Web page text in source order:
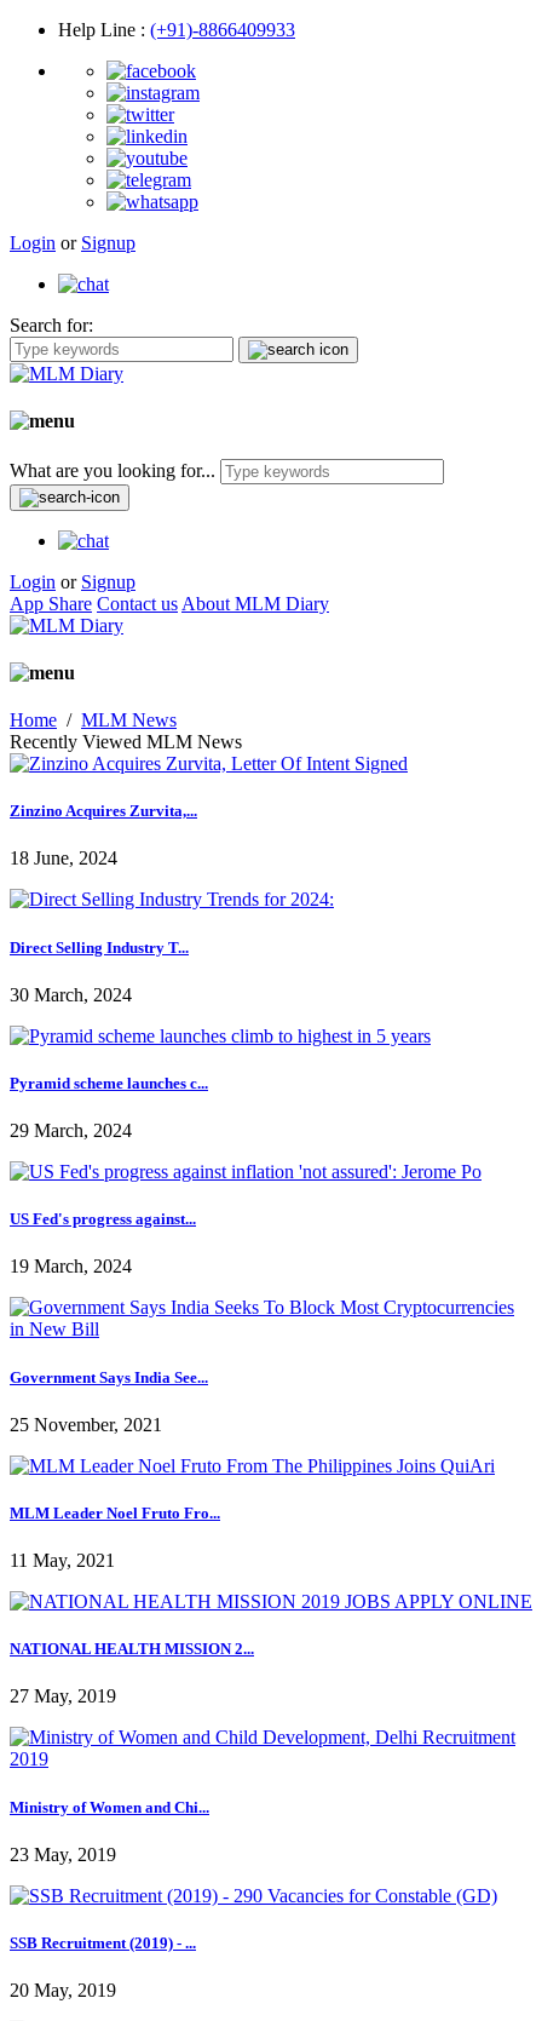
Help Line : (+91)-8866409933
Login or Signup
Search for:
What are you looking for...
Login or Signup
App Share Contact us About MLM Diary
Home / MLM News
Recently Viewed MLM News
Zinzino Acquires Zurvita,...
18 June, 2024
Direct Selling Industry T...
30 March, 2024
Pyramid scheme launches c...
29 March, 2024
US Fed's progress against...
19 March, 2024
Government Says India See...
25 November, 2021
MLM Leader Noel Fruto Fro...
11 May, 2021
NATIONAL HEALTH MISSION 2...
27 May, 2019
Ministry of Women and Chi...
23 May, 2019
SSB Recruitment (2019) - ...
20 May, 2019